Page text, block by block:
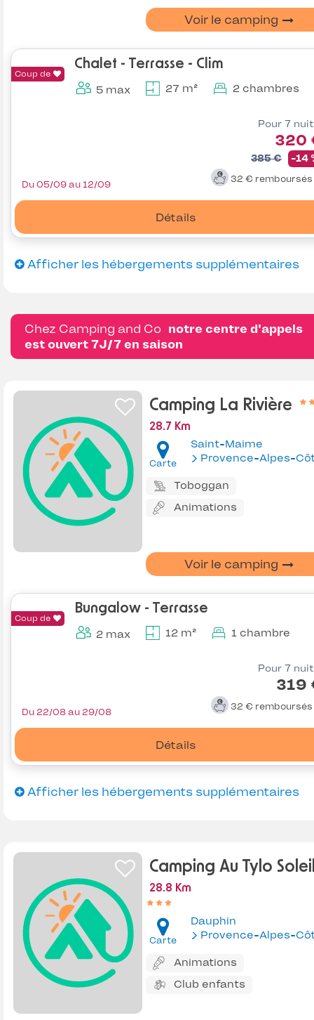
Voir le camping
Coup de
Chalet - Terrasse - Clim
5 max 27 m² 2 chambres
Pour 7
320
385 € -14
32 € remboursés
Détails
Du 05/09 au 12/09
Afficher les hébergements supplémentaires
Chez Camping and Co notre centre d'appels
est ouvert 7J/7 en saison
Camping La Rivière
28.7 Km
Carte
Saint-Maime
Provence-Alpes-Côte
Toboggan
Animations
Voir le camping
Coup de
Bungalow - Terrasse
2 max 12 m² 1 chambre
Pour 7
319
32 € remboursés
Détails
Du 22/08 au 29/08
Afficher les hébergements supplémentaires
Camping Au Tylo
28.8 Km
Carte
Dauphin
Provence-Alpes-Côte
Animations
Club enfants